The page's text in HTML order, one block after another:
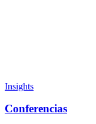
Insights
Conferencias